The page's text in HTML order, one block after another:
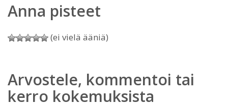
Anna pisteet
(ei vielä ääniä)
Arvostele, kommentoi tai
kerro kokemuksista